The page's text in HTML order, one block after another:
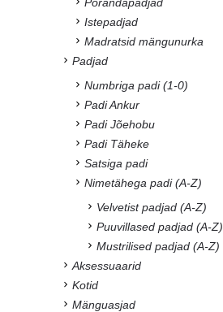
Istepadjad
Madratsid mängunurka
Padjad
Numbriga padi (1-0)
Padi Ankur
Padi Jõehobu
Padi Täheke
Satsiga padi
Nimetähega padi (A-Z)
Velvetist padjad (A-Z)
Puuvillased padjad (A-Z)
Mustrilised padjad (A-Z)
Aksessuaarid
Kotid
Mänguasjad